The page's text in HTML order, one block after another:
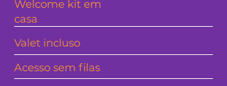
Welcome kit em
casa
Valet incluso
Acesso sem filas